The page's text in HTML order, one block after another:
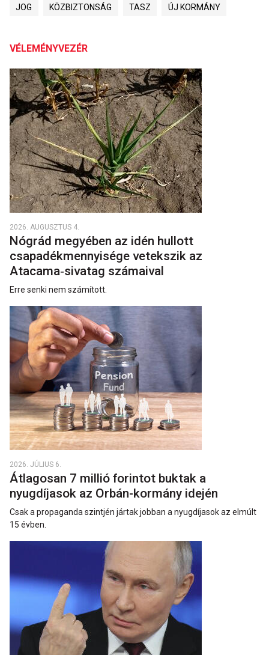
JOG KÖZBIZTONSÁG TASZ ÚJ KORMÁNY
VÉLEMÉNYVEZÉR
2026. AUGUSZTUS 4.
Nógrád megyében az idén hullott
csapadékmennyisége vetekszik az
Atacama‑sivatag számaival
Erre senki nem számított.
2026. JÚLIUS 6.
Átlagosan 7 millió forintot buktak a
nyugdíjasok az Orbán-kormány idején
Csak a propaganda szintjén jártak jobban a nyugdíjasok az elmúlt
15 évben.